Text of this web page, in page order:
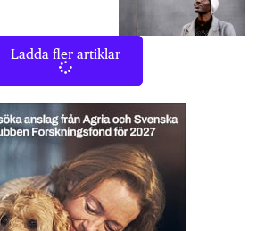
Ladda fler artiklar